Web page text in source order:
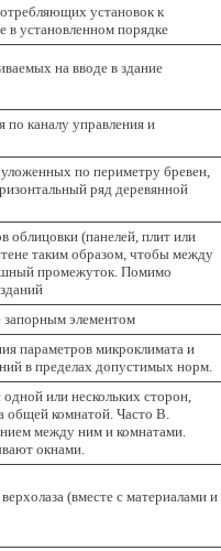
установок к
в установленном порядке
на вводе в здание
по каналу управления и
по периметру бревен,
ряд деревянной
облицовки (панелей, плит или
таким образом, чтобы между
промежуток. Помимо
элементом
параметров микроклимата и
в пределах допустимых норм.
или нескольких сторон,
общей комнатой. Часто В.
между ним и комнатами.
окнами.
(вместе с материалами и